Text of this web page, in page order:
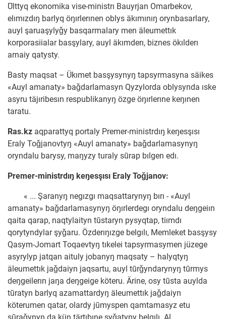
Ūlttyq ekonomika vise-ministrı Bauyrjan Omarbekov,
elımızdıŋ barlyq öŋırlerınen oblys äkımınıŋ orynbasarlary,
auyl şaruaşylyǧy basqarmalary men äleumettık
korporasiialar basşylary, auyl äkımderı, biznes ökılderı
arnaiy qatysty.
Basty maqsat – Ükımet basşysynyŋ tapsyrmasyna säikes
«Auyl amanaty» baǧdarlamasyn Qyzylorda oblysynda ıske
asyru täjıribesın respublikanyŋ özge öŋırlerıne keŋınen
taratu.
Ras.kz aqparattyq portaly Premer-ministrdıŋ keŋesşısı
Eraly Toǧjanovtyŋ «Auyl amanaty» baǧdarlamasynyŋ
oryndalu barysy, maŋyzy turaly sūrap bılgen edı.
Premer-ministrdıŋ keŋesşısı Eraly Toǧjanov:
« ... Şaranyŋ negızgı maqsattarynyŋ bırı - «Auyl
amanaty» baǧdarlamasynyŋ öŋırlerdegı oryndalu deŋgeiın
qaita qarap, naqtylaityn tūstaryn pysyqtap, tiımdı
qorytyndylar şyǧaru. Özderıŋızge belgılı, Memleket basşysy
Qasym-Jomart Toqaevtyŋ tıkelei tapsyrmasymen jüzege
asyrylyp jatqan aituly jobanyŋ maqsaty – halyqtyŋ
äleumettık jaǧdaiyn jaqsartu, auyl tūrǧyndarynyŋ tūrmys
deŋgeilerın jaŋa deŋgeige köteru. Ärine, osy tūsta auylda
tūratyn barlyq azamattardyŋ äleumettık jaǧdaiyn
köterumen qatar, olardy jūmyspen qamtamasyz etu